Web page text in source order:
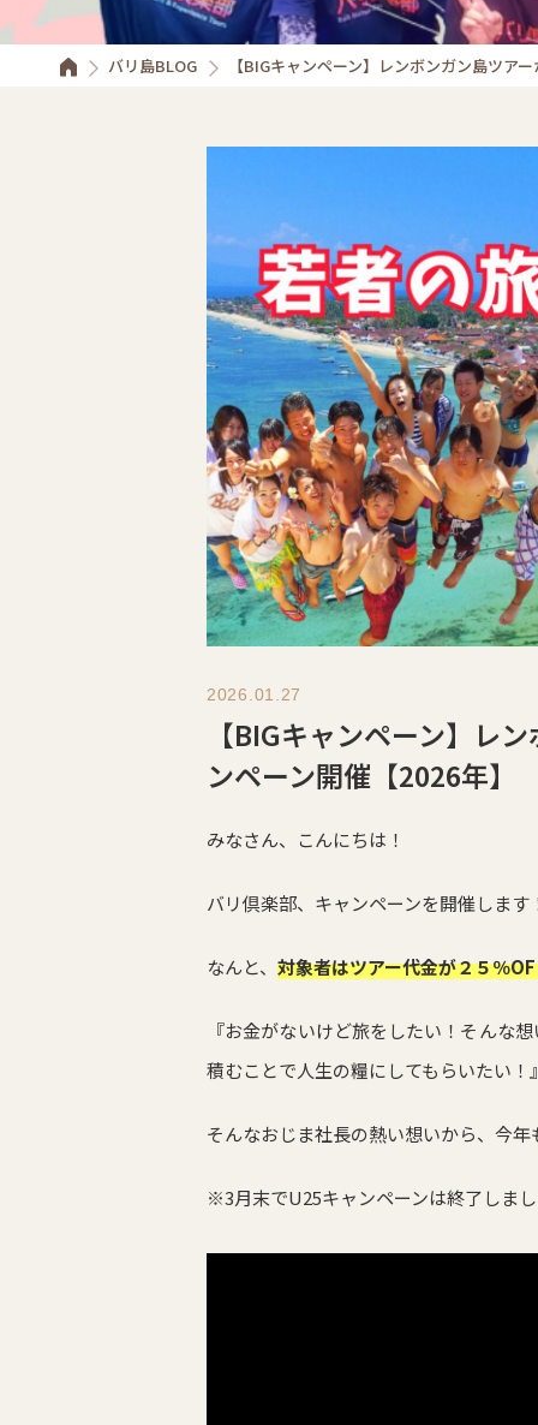
バリ島BLOG 【BIGキャンペーン】レンボンガン島ツア
2026.01.27
【BIGキャンペーン】レ
ンペーン開催【2026年】
みなさん、こんにちは！
バリ倶楽部、キャンペーンを開催します
なんと、 対象者はツアー代金が２５％
『お金がないけど旅をしたい！そんな
積むことで人生の糧にしてもらいたい！
そんなおじま社長の熱い想いから、今
※3月末でU25キャンペーンは終了しま